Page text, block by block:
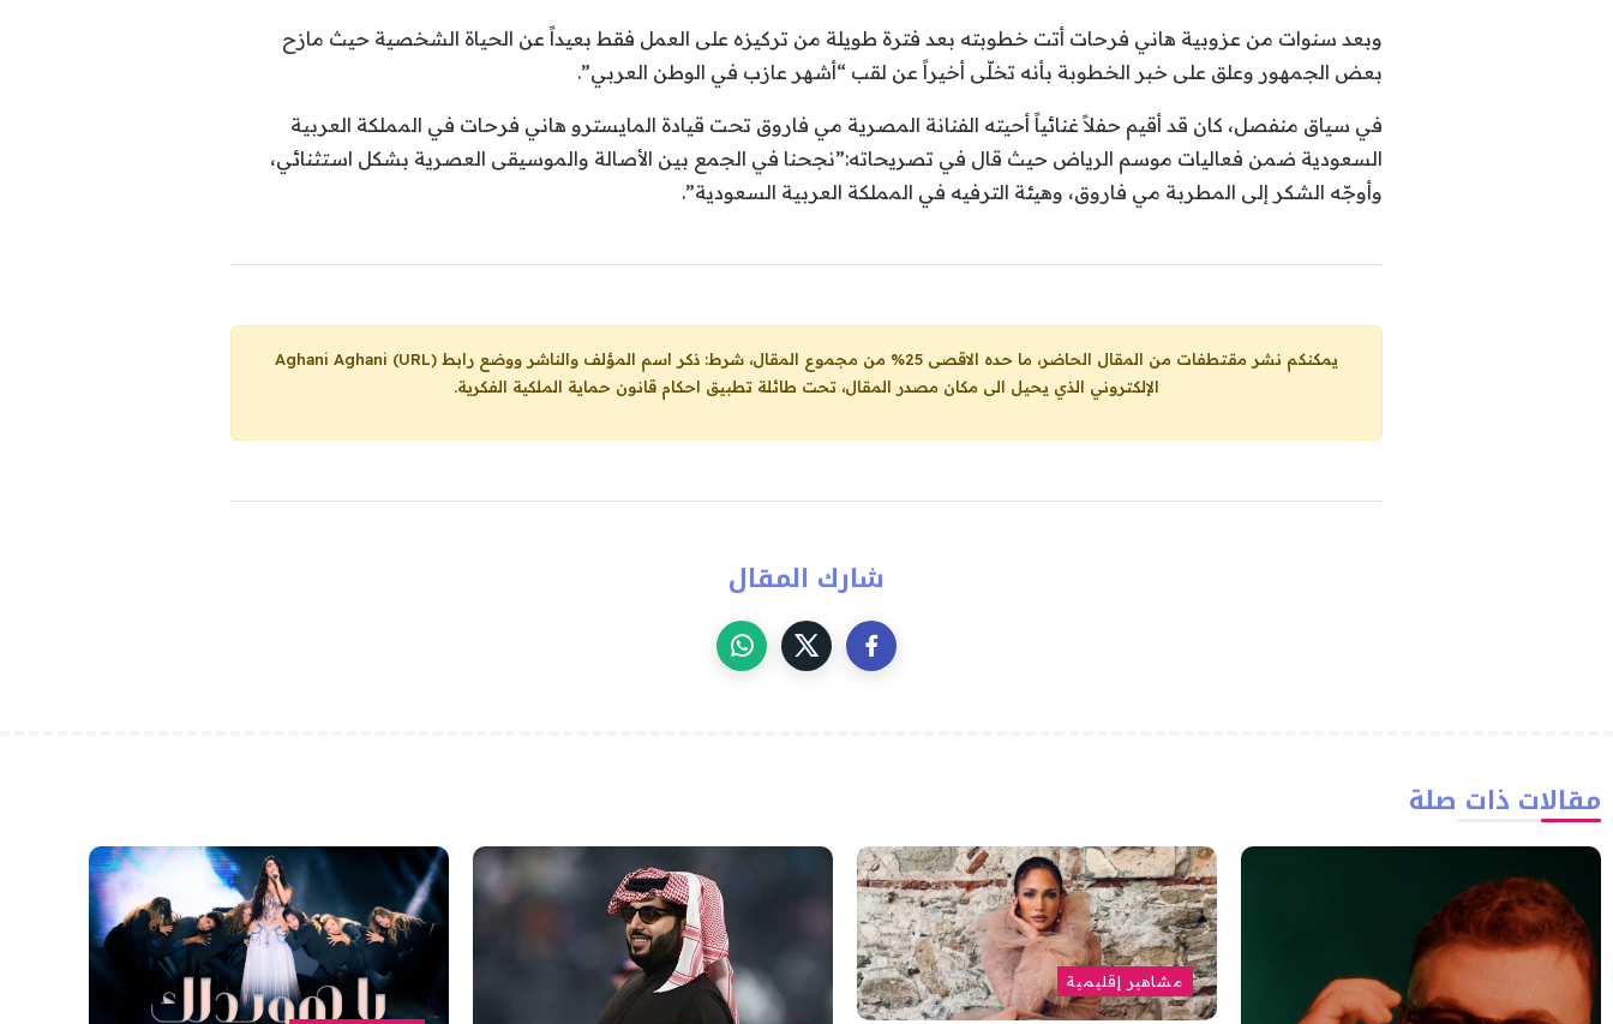
وبعد سنوات من عزوبية هاني فرحات أتت خطوبته بعد فترة طويلة من تركيزه على العمل فقط بعيداً عن الحياة الشخصية حيث مازح
بعض الجمهور وعلق على خبر الخطوبة بأنه تخلّى أخيراً عن لقب “أشهر عازب في الوطن العربي”.
في سياق منفصل، كان قد أقيم حفلاً غنائياً أحيته الفنانة المصرية مي فاروق تحت قيادة المايسترو هاني فرحات في المملكة العربية
السعودية ضمن فعاليات موسم الرياض حيث قال في تصريحاته:”نجحنا في الجمع بين الأصالة والموسيقى العصرية بشكل استثنائي،
وأوجّه الشكر إلى المطربة مي فاروق، وهيئة الترفيه في المملكة العربية السعودية”.
يمكنكم نشر مقتطفات من المقال الحاضر، ما حده الاقصى 25% من مجموع المقال، شرط: ذكر اسم المؤلف والناشر ووضع رابط
Aghani Aghani (URL)
الإلكتروني الذي يحيل الى مكان مصدر المقال، تحت طائلة تطبيق احكام قانون حماية الملكية الفكرية.
شارك المقال
مقالات ذات صلة
مشاهير إقليمية